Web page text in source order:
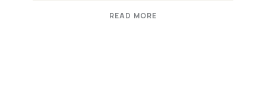
READ MORE